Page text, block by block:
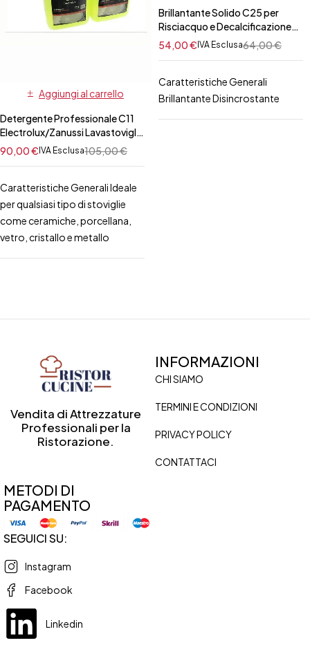
Aggiungi al carrello
Detergente Professionale C11
Electrolux/Zanussi Lavastoviglie
10 Lt
105,00€
90,00€ IVA Esclusa
Caratteristiche Generali Ideale
per qualsiasi tipo di stoviglie
come ceramiche, porcellana,
vetro, cristallo e metallo
Brillantante Solido C25 per
Risciacquo e Decalcificazione
Professionale
Electrolux/Zanussi per Forno 50
64,00€
54,00€ IVA Esclusa
Caratteristiche Generali
Brillantante Disincrostante
Vendita di Attrezzature
Professionali per la
Ristorazione.
INFORMAZIONI
CHI SIAMO
TERMINI E CONDIZIONI
PRIVACY POLICY
CONTATTACI
METODI DI
PAGAMENTO
SEGUICI SU:
Instagram
Facebook
Linkedin